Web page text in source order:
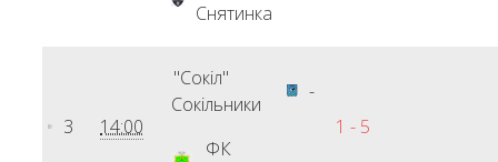
Снятинка
3 14:00
"Сокіл"
Сокільники
-
ФК
1 - 5